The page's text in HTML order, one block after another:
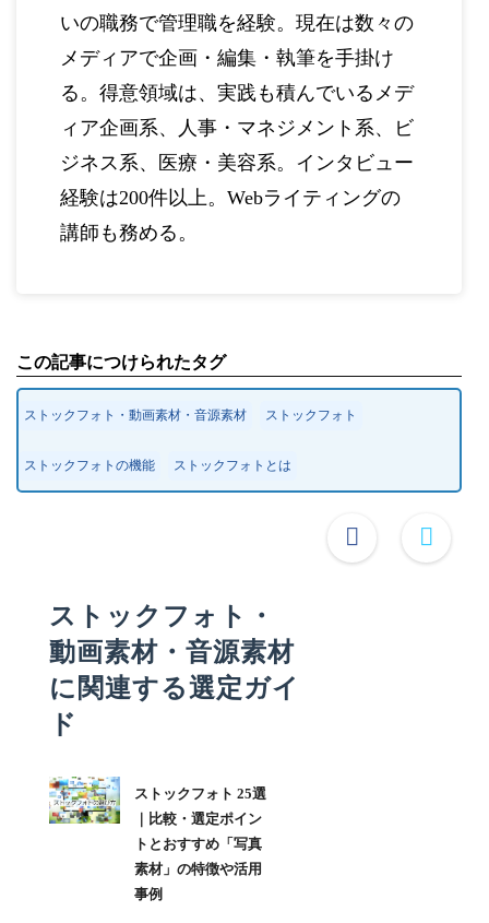
いの職務で管理職を経験。現在は数々の
メディアで企画・編集・執筆を手掛け
る。得意領域は、実践も積んでいるメデ
ィア企画系、人事・マネジメント系、ビ
ジネス系、医療・美容系。インタビュー
経験は200件以上。Webライティングの
講師も務める。
この記事につけられたタグ
ストックフォト・動画素材・音源素材 ストックフォト
ストックフォトの機能 ストックフォトとは
ストックフォト・
動画素材・音源素材
に関連する選定ガイ
ド
ストックフォト 25選
｜比較・選定ポイン
トとおすすめ「写真
素材」の特徴や活用
事例